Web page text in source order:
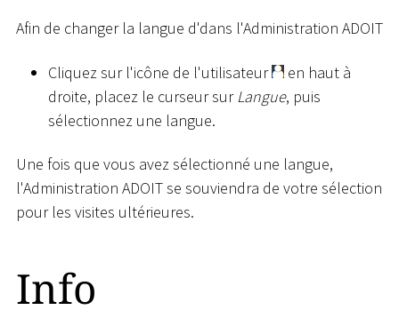
Afin de changer la langue d'dans l'Administration ADOIT
Cliquez sur l'icône de l'utilisateur
en haut à
droite, placez le curseur surLangue, puis
sélectionnez une langue.
Une fois que vous avez sélectionné une langue,
l'Administration ADOIT se souviendra de votre sélection
pour les visites ultérieures.
Info